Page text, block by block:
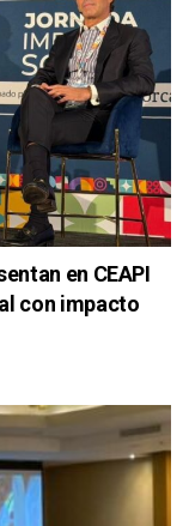
en CEAPI
con impacto